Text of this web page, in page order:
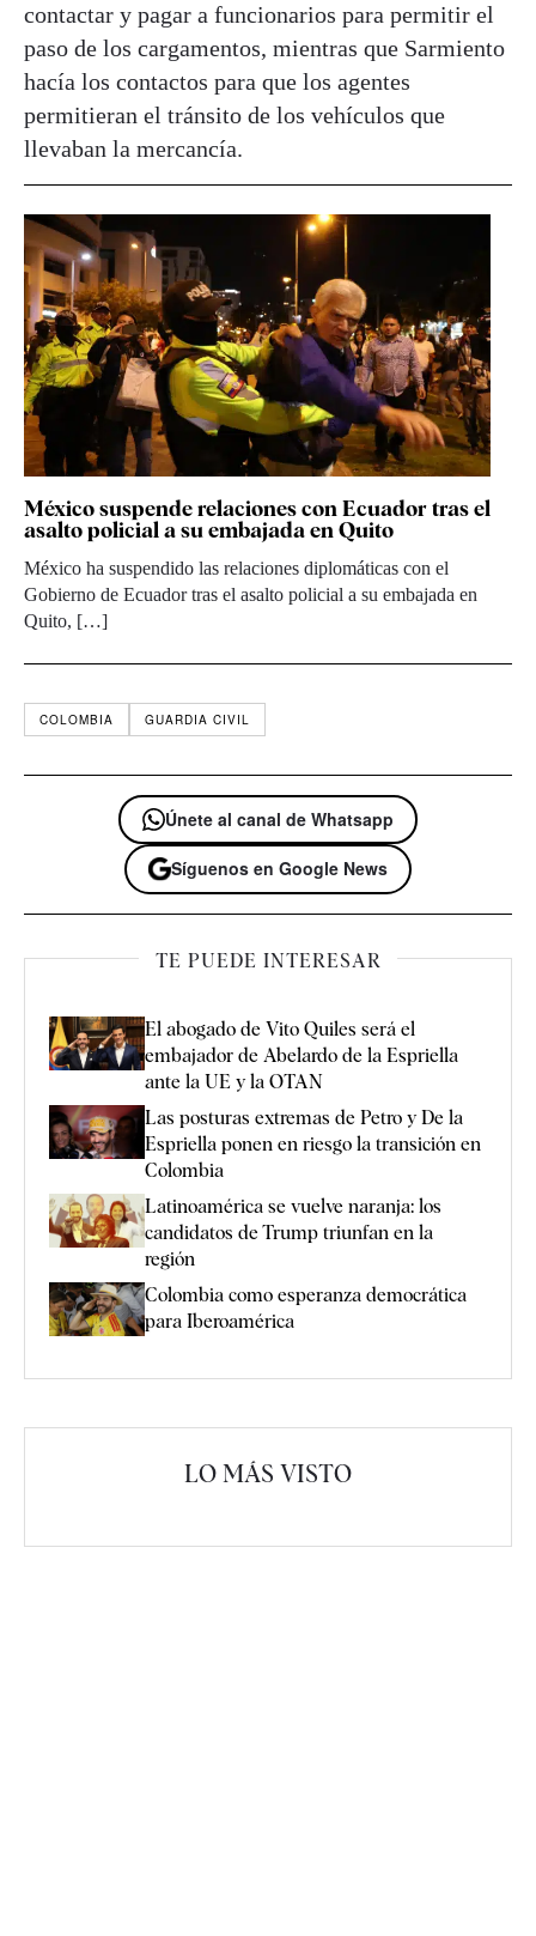
contactar y pagar a funcionarios para permitir el
paso de los cargamentos, mientras que Sarmiento
hacía los contactos para que los agentes
permitieran el tránsito de los vehículos que
llevaban la mercancía.
México suspende relaciones con Ecuador tras el
asalto policial a su embajada en Quito
México ha suspendido las relaciones diplomáticas con el
Gobierno de Ecuador tras el asalto policial a su embajada en
Quito, […]
COLOMBIA GUARDIA CIVIL
Únete al canal de Whatsapp
Síguenos en Google News
TE PUEDE INTERESAR
El abogado de Vito Quiles será el
embajador de Abelardo de la Espriella
ante la UE y la OTAN
Las posturas extremas de Petro y De la
Espriella ponen en riesgo la transición en
Colombia
Latinoamérica se vuelve naranja: los
candidatos de Trump triunfan en la
región
Colombia como esperanza democrática
para Iberoamérica
LO MÁS VISTO